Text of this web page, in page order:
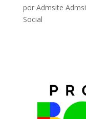
por Admsite
Social